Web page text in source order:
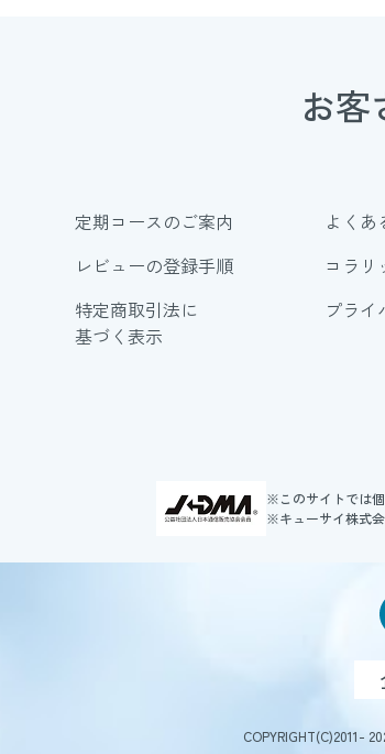
お客
定期コースのご案内 よくあ
特定商取引法に
基づく表示
プライ
レビューの登録手順
コラリ
※このサイトでは
※キューサイ株式会
COPYRIGHT(C)2011-